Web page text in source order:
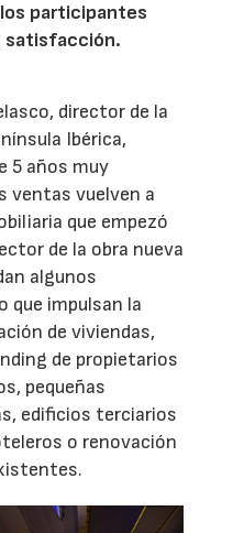
participantes
satisfacción.
director de la
Ibérica,
5 años muy
ventas vuelven a
que empezó
de la obra nueva
algunos
que impulsan la
de viviendas,
de propietarios
pequeñas
edificios terciarios
o renovación